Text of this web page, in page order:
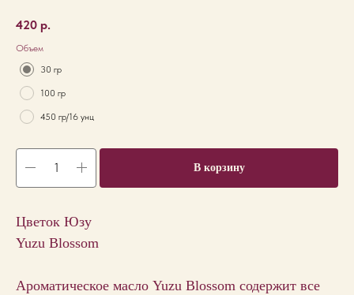
420 р.
Объем
30 гр
100 гр
450 гр/16 унц
В корзину
Цветок Юзу
Yuzu Blossom
Ароматическое масло Yuzu Blossom содержит все